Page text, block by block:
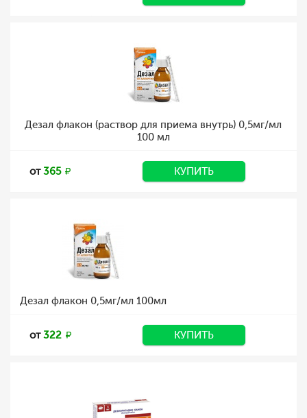
Дезал флакон (раствор для приема внутрь) 0,5мг/мл
100 мл
от365 КУПИТЬ
Дезал флакон 0,5мг/мл 100мл
от322 КУПИТЬ